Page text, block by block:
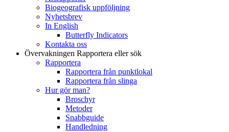
Biogeografisk uppföljning
Nyhetsbrev
In English
Butterfly Indicators
Kontakta oss
Övervakningen Rapportera eller sök
Rapportera
Rapportera från punktlokal
Rapportera från slinga
Hur gör man?
Broschyr
Metoder
Snabbguide
Handledning